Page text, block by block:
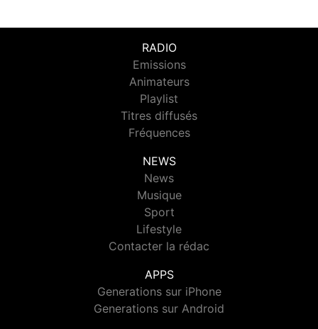
RADIO
Emissions
Animateurs
Playlist
Titres diffusés
Fréquences
NEWS
News
Musique
Sport
Lifestyle
Contacter la rédac
APPS
Generations sur iPhone
Generations sur Android